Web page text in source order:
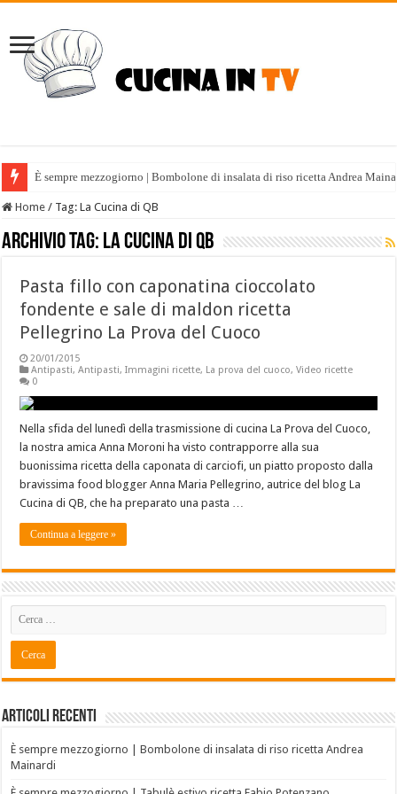
È sempre mezzogiorno | Bombolone di insalata di riso ricetta Andrea
Home / Tag:La Cucina di QB
Archivio tag: La Cucina di QB
Pasta fillo con caponatina cioccolato
fondente e sale di maldon ricetta
Pellegrino La Prova del Cuoco
20/01/2015
Antipasti,Antipasti,Immagini ricette, La prova del cuoco,Video ricette
0
Nella sfida del lunedì della trasmissione di cucina La Prova del Cuoco,
la nostra amica Anna Moroni ha visto contrapporre alla sua
buonissima ricetta della caponata di carciofi, un piatto proposto dalla
bravissima food blogger Anna Maria Pellegrino, autrice del blog La
Cucina di QB, che ha preparato una pasta …
Continua a leggere »
Articoli recenti
È sempre mezzogiorno | Bombolone di insalata di riso ricetta Andrea
Mainardi